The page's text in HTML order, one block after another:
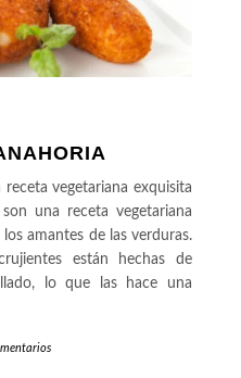
vegetariana exquisita
una receta vegetariana
amantes de las verduras.
están hechas de
lo que las hace una